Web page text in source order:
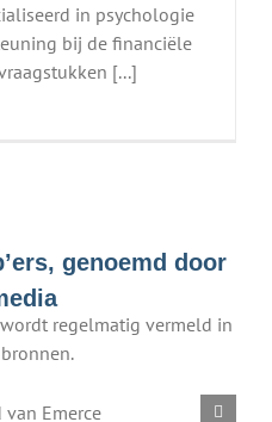
in psychologie
bij de financiële
[...]
genoemd door
wordt regelmatig vermeld in